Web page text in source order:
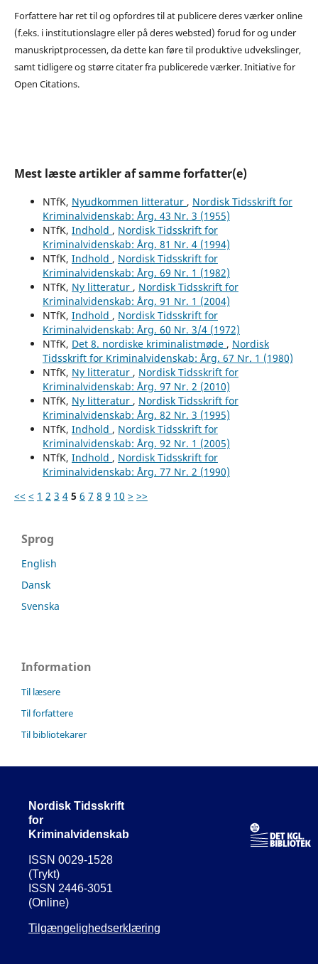
Forfattere har ret til og opfordres til at publicere deres værker online
(f.eks. i institutionslagre eller på deres websted) forud for og under
manuskriptprocessen, da dette kan føre til produktive udvekslinger,
samt tidligere og større citater fra publicerede værker. Initiative for
Open Citations.
Mest læste artikler af samme forfatter(e)
NTfK, Nyudkommen litteratur , Nordisk Tidsskrift for
Kriminalvidenskab: Årg. 43 Nr. 3 (1955)
NTfK, Indhold , Nordisk Tidsskrift for
Kriminalvidenskab: Årg. 81 Nr. 4 (1994)
NTfK, Indhold , Nordisk Tidsskrift for
Kriminalvidenskab: Årg. 69 Nr. 1 (1982)
NTfK, Ny litteratur , Nordisk Tidsskrift for
Kriminalvidenskab: Årg. 91 Nr. 1 (2004)
NTfK, Indhold , Nordisk Tidsskrift for
Kriminalvidenskab: Årg. 60 Nr. 3/4 (1972)
NTfK, Det 8. nordiske kriminalistmøde , Nordisk
Tidsskrift for Kriminalvidenskab: Årg. 67 Nr. 1 (1980)
NTfK, Ny litteratur , Nordisk Tidsskrift for
Kriminalvidenskab: Årg. 97 Nr. 2 (2010)
NTfK, Ny litteratur , Nordisk Tidsskrift for
Kriminalvidenskab: Årg. 82 Nr. 3 (1995)
NTfK, Indhold , Nordisk Tidsskrift for
Kriminalvidenskab: Årg. 92 Nr. 1 (2005)
NTfK, Indhold , Nordisk Tidsskrift for
Kriminalvidenskab: Årg. 77 Nr. 2 (1990)
<< < 1 2 3 4 5 6 7 8 9 10 > >>
Sprog
English
Dansk
Svenska
Information
Til læsere
Til forfattere
Til bibliotekarer
Nordisk Tidsskrift
for
Kriminalvidenskab
ISSN 0029-1528
(Trykt)
ISSN 2446-3051
(Online)
Tilgængelighedserklæring